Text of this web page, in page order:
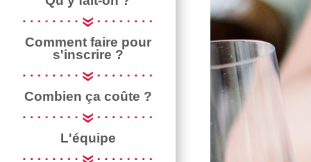
Comment faire pour
s'inscrire ?
Combien ça coûte ?
L'équipe